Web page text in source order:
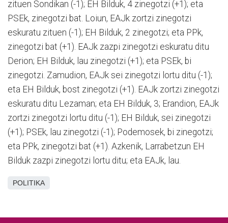
zituen Sondikan (-1); EH Bilduk, 4 zinegotzi (+1); eta
PSEk, zinegotzi bat. Loiun, EAJk zortzi zinegotzi
eskuratu zituen (-1); EH Bilduk, 2 zinegotzi; eta PPk,
zinegotzi bat (+1). EAJk zazpi zinegotzi eskuratu ditu
Derion; EH Bilduk, lau zinegotzi (+1); eta PSEk, bi
zinegotzi. Zamudion, EAJk sei zinegotzi lortu ditu (-1);
eta EH Bilduk, bost zinegotzi (+1). EAJk zortzi zinegotzi
eskuratu ditu Lezaman; eta EH Bilduk, 3; Erandion, EAJk
zortzi zinegotzi lortu ditu (-1); EH Bilduk, sei zinegotzi
(+1); PSEk, lau zinegotzi (-1); Podemosek, bi zinegotzi;
eta PPk, zinegotzi bat (+1). Azkenik, Larrabetzun EH
Bilduk zazpi zinegotzi lortu ditu; eta EAJk, lau.
POLITIKA